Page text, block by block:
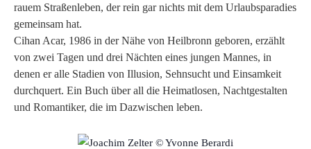
rauem Straßenleben, der rein gar nichts mit dem Urlaubsparadies
gemeinsam hat.
Cihan Acar, 1986 in der Nähe von Heilbronn geboren, erzählt
von zwei Tagen und drei Nächten eines jungen Mannes, in
denen er alle Stadien von Illusion, Sehnsucht und Einsamkeit
durchquert. Ein Buch über all die Heimatlosen, Nachtgestalten
und Romantiker, die im Dazwischen leben.